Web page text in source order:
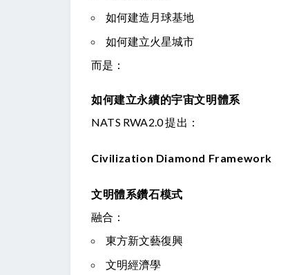
如何建造月球基地
如何建立火星城市
而是：
如何建立永續的宇宙文明體系
NATS RWA2.0 提出：
Civilization Diamond Framework
文明體系鑽石模式
融合：
東方新文藝復興
文明經濟學